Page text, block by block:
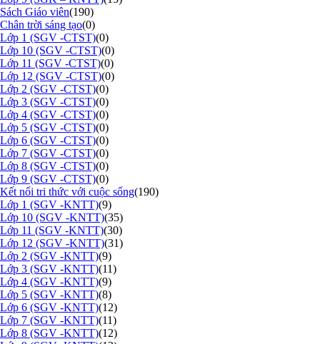
Sách Giáo viên(190)
Chân trời sáng tạo(0)
Lớp 1 (SGV -CTST)(0)
Lớp 10 (SGV -CTST)(0)
Lớp 11 (SGV -CTST)(0)
Lớp 12 (SGV -CTST)(0)
Lớp 2 (SGV -CTST)(0)
Lớp 3 (SGV -CTST)(0)
Lớp 4 (SGV -CTST)(0)
Lớp 5 (SGV -CTST)(0)
Lớp 6 (SGV -CTST)(0)
Lớp 7 (SGV -CTST)(0)
Lớp 8 (SGV -CTST)(0)
Lớp 9 (SGV -CTST)(0)
Kết nối tri thức với cuộc sống(190)
Lớp 1 (SGV -KNTT)(9)
Lớp 10 (SGV -KNTT)(35)
Lớp 11 (SGV -KNTT)(30)
Lớp 12 (SGV -KNTT)(31)
Lớp 2 (SGV -KNTT)(9)
Lớp 3 (SGV -KNTT)(11)
Lớp 4 (SGV -KNTT)(9)
Lớp 5 (SGV -KNTT)(8)
Lớp 6 (SGV -KNTT)(12)
Lớp 7 (SGV -KNTT)(11)
Lớp 8 (SGV -KNTT)(12)